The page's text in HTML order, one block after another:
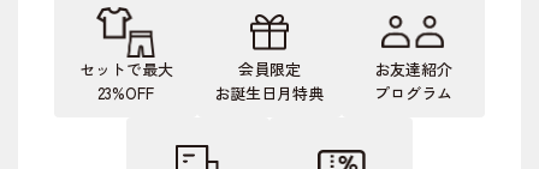
セットで最大
23%OFF
会員限定
お誕生日月特典
お友達紹介
プログラム